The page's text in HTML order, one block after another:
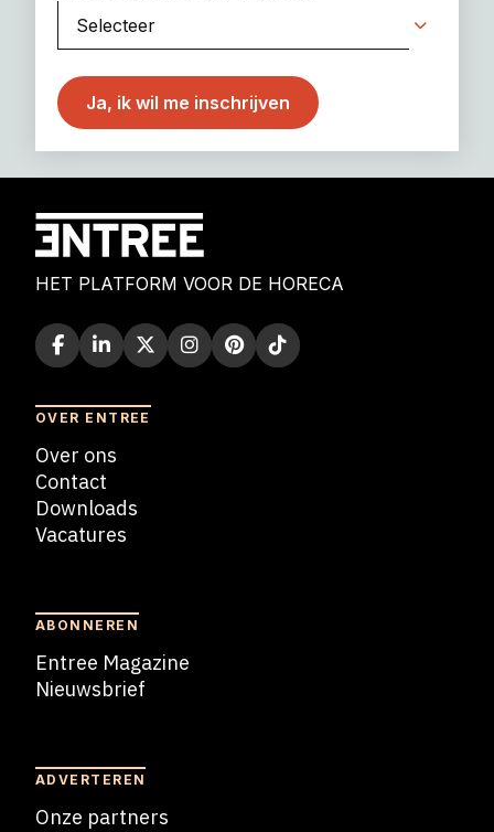
HET PLATFORM VOOR DE HORECA
OVER ENTREE
Over ons
Contact
Downloads
Vacatures
ABONNEREN
Entree Magazine
Nieuwsbrief
ADVERTEREN
Onze partners